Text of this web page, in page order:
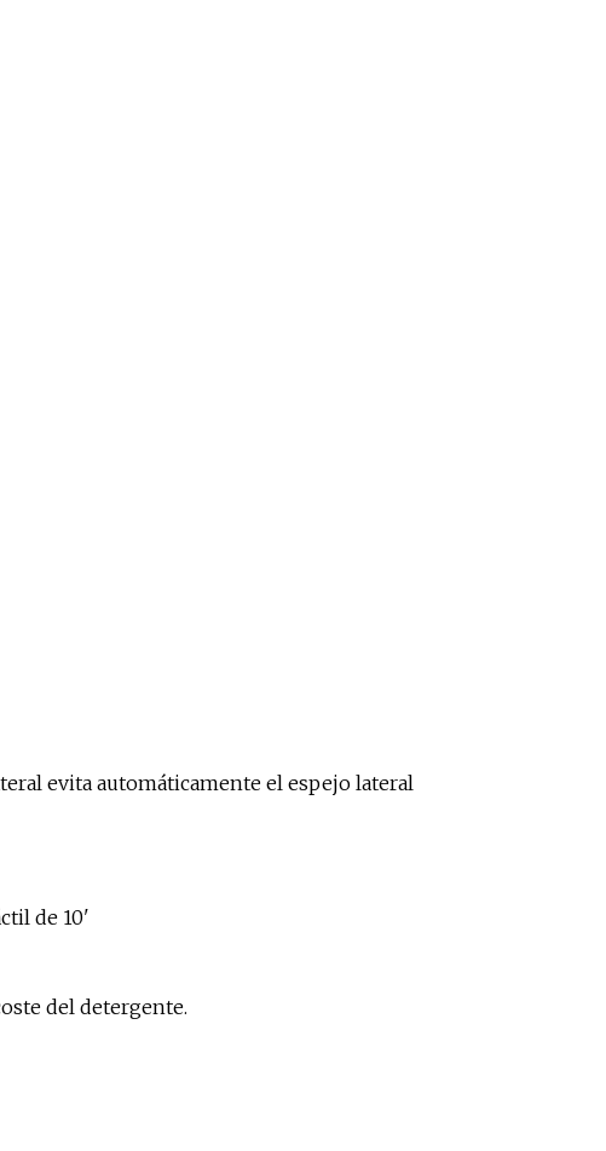
evita automáticamente el espejo lateral
de 10'
del detergente.